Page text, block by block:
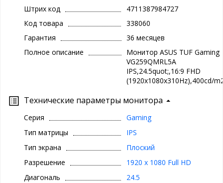
Штрих код
4711387984727
Код товара
338060
Гарантия
36 месяцев
Полное описание
Монитор ASUS TUF Gaming
VG259QMRL5A
IPS,24.5quot;,16:9 FHD
(1920x1080x310Hz),400cd/
Технические параметры монитора
Серия
Gaming
Тип матрицы
IPS
Тип экрана
Плоский
Разрешение
1920 x 1080 Full HD
Диагональ
24.5